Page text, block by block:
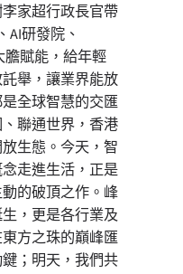
家超行政長官帶
AI研發院、
膽賦能，給年輕
舉，讓業界能放
全球智慧的交匯
聯通世界，香港
生態。今天，智
走進生活，正是
的破頂之作。峰
，更是各行業及
方之珠的巔峰匯
；明天，我們共